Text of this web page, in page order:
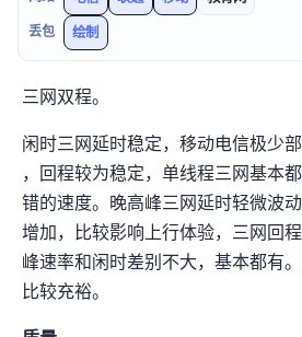
丢包 绘制
三网双程CN2GIA/9929/CMI。
闲时三网延时稳定，移动+电信极少
(1%)，回程较为稳定，单线程三网基本都在
错的速度。晚高峰三网延时轻微波
增加，比较影响上行体验，三网回
峰速率和闲时差别不大，基本都有200-
比较充裕。